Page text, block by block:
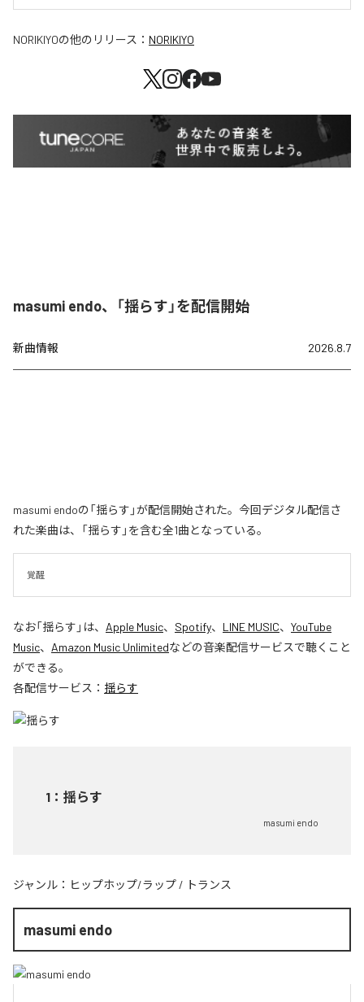
NORIKIYOの他のリリース： NORIKIYO
masumi endo、「揺らす」を配信開始
新曲情報 2026.8.7
masumi endoの「揺らす」が配信開始された。今回デジタル配信さ
れた楽曲は、「揺らす」を含む全1曲となっている。
覚醒
なお「揺らす 」は、 Apple Music、 Spotify、 LINE MUSIC、 YouTube
Music、 Amazon Music Unlimitedなどの音楽配信サービスで聴くこと
ができる。
各配信サービス： 揺らす
1 ： 揺らす
masumi endo
ジャンル： ヒップホップ/ラップ / トランス
masumi endo